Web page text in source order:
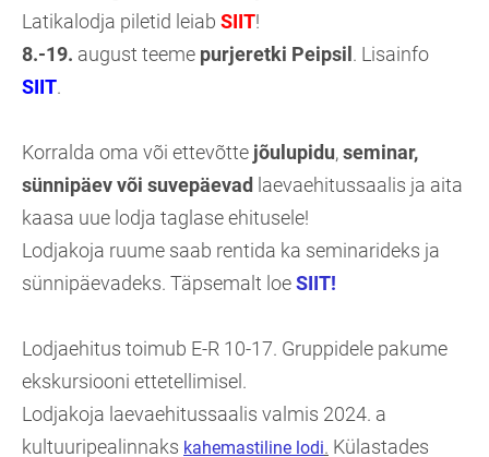
Latikalodja piletid leiab SIIT!
8.-19. august teeme purjeretki Peipsil . Lisainfo
SIIT.
Korralda oma või ettevõtte jõulupidu,seminar,
sünnipäev või suvepäevad laevaehitussaalis ja aita
kaasa uue lodja taglase ehitusele!
Lodjakoja ruume saab rentida ka seminarideks ja
sünnipäevadeks. Täpsemalt loeSIIT!
Lodjaehitus toimub E-R 10-17. Gruppidele pakume
ekskursiooni ettetellimisel.
Lodjakoja laevaehitussaalis valmis 2024. a
kultuuripealinnaks kahemastiline lodi. Külastades